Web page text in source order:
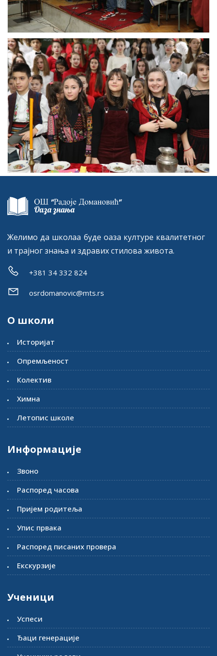
Желимо да школаа буде оаза културе квалитетног
и трајног знања и здравих стилова живота.
+381 34 332 824
osrdomanovic@mts.rs
О школи
Историјат
Опремљеност
Колектив
Химна
Летопис школе
Информације
Звоно
Распоред часова
Пријем родитеља
Упис првака
Распоред писаних провера
Екскурзије
Ученици
Успеси
Ђаци генерације